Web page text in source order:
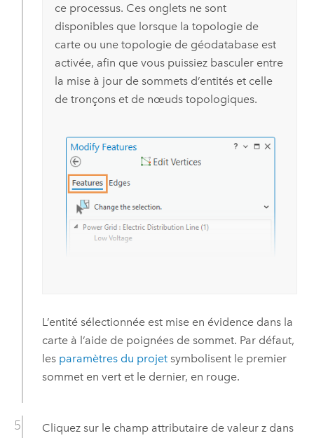
ce processus. Ces onglets ne sont
disponibles que lorsque la topologie de
carte ou une topologie de géodatabase est
activée, afin que vous puissiez basculer entre
la mise à jour de sommets d’entités et celle
de tronçons et de nœuds topologiques.
L’entité sélectionnée est mise en évidence dans la
carte à l’aide de poignées de sommet. Par défaut,
les paramètres du projetsymbolisent le premier
sommet en vert et le dernier, en rouge.
Cliquez sur le champ attributaire de valeur z dans